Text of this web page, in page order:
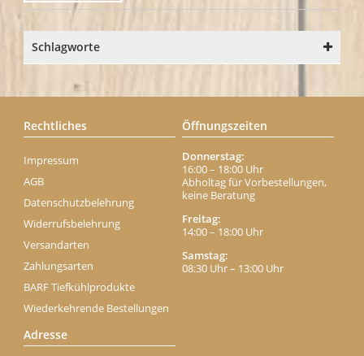
Schlagworte
Rechtliches
Impressum
AGB
Datenschutzbelehrung
Widerrufsbelehrung
Versandarten
Zahlungsarten
BARF Tiefkühlprodukte
Wiederkehrende Bestellungen
Öffnungszeiten
Donnerstag:
16:00 – 18:00 Uhr
Abholtag für Vorbestellungen,
keine Beratung
Freitag:
14:00 – 18:00 Uhr
Samstag:
08:30 Uhr – 13:00 Uhr
Adresse